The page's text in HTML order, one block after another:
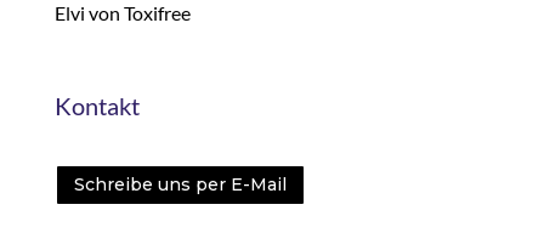
Elvi von Toxifree
Kontakt
Schreibe uns per E-Mail